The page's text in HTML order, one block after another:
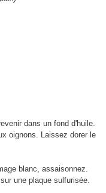
dans un fond d'huile.
oignons. Laissez dorer le
blanc, assaisonnez.
une plaque sulfurisée.